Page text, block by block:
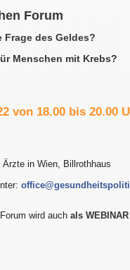
Forum
des Geldes?
Menschen mit Krebs?
von 18.00 bis 20.00
in Wien, Billrothhaus
wird auch als WEBINAR